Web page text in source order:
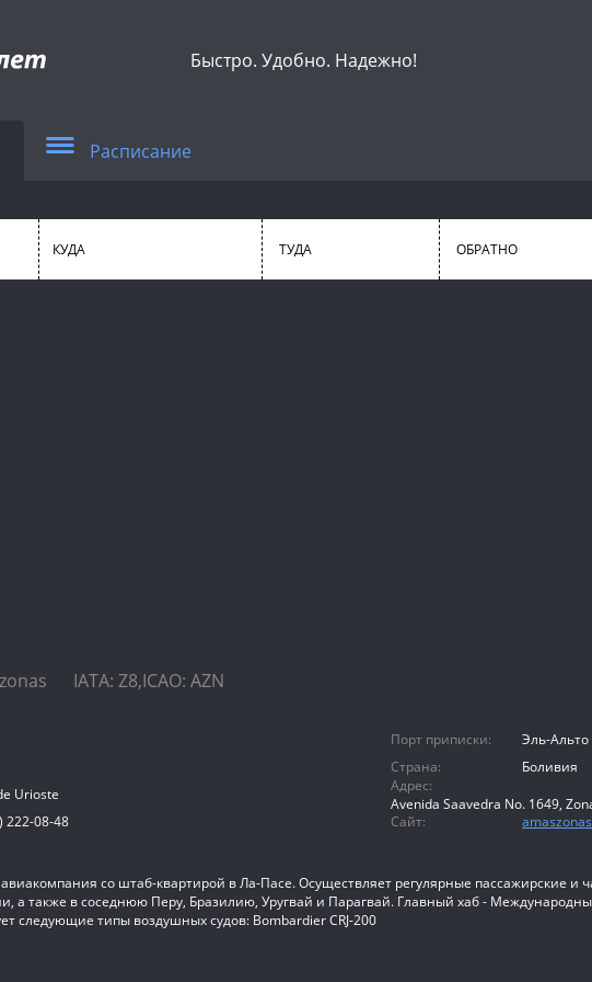
Быстро. Удобно. Надежно!
Расписание
КУДА ТУДА ОБРАТНО
IATA: Z8,ICAO: AZN
Порт приписки:
Эль-Альто
Страна:
Боливия
Urioste
Адрес:
Avenida Saavedra No. 1649,
222-08-48 Сайт:
со штаб-квартирой в Ла-Пасе. Осуществляет регулярные пассажирские и
а также в соседнюю Перу, Бразилию, Уругвай и Парагвай. Главный хаб -
следующие типы воздушных судов: Bombardier CRJ-200